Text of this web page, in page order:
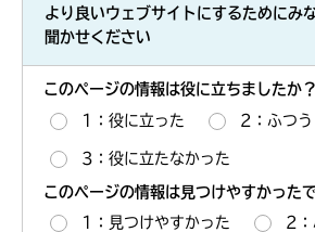
より良いウェブサイトにするためにみ
聞かせください
このページの情報は役に立ちましたか？
1：役に立った 2：ふつう
3：役に立たなかった
このページの情報は見つけやすかった
1：見つけやすかった 2：